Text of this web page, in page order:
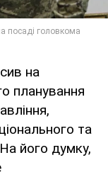
на
планування
та
його думку,